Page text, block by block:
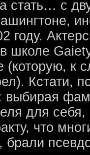
стать… с
году.
школе
к
Кстати,
для
что
брали